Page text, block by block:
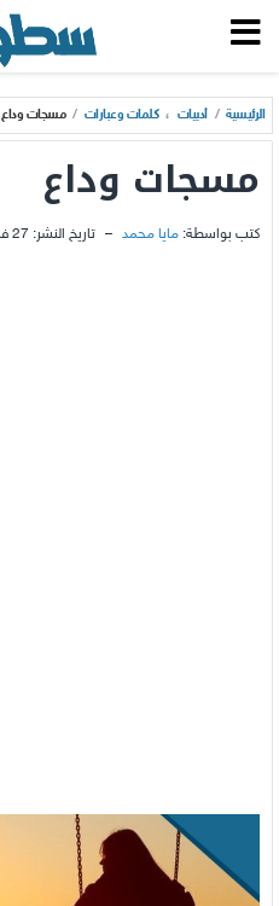
الرئيسية / أدبيات ، كلمات وعبارات / مسجات وداع
مسجات وداع
كتب بواسطة: مايا محمد – تاريخ النشر: 27 فبراير 2025 - 11:30ص